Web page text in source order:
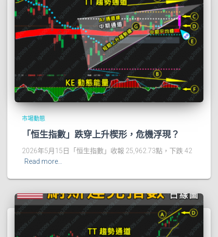
市場動態
「恒生指數」跌穿上升楔形，危機浮現？
2026年5月15日「恒生指數」收報 25,962.73點，下跌 42
Read more…